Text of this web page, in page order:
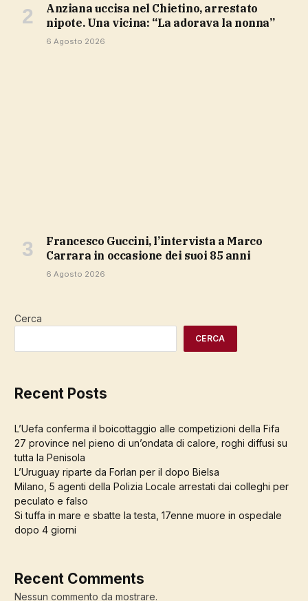
Anziana uccisa nel Chietino, arrestato
nipote. Una vicina: “La adorava la nonna”
6 Agosto 2026
Francesco Guccini, l’intervista a Marco
Carrara in occasione dei suoi 85 anni
6 Agosto 2026
Cerca
CERCA
Recent Posts
L’Uefa conferma il boicottaggio alle competizioni della Fifa
27 province nel pieno di un’ondata di calore, roghi diffusi su
tutta la Penisola
L’Uruguay riparte da Forlan per il dopo Bielsa
Milano, 5 agenti della Polizia Locale arrestati dai colleghi per
peculato e falso
Si tuffa in mare e sbatte la testa, 17enne muore in ospedale
dopo 4 giorni
Recent Comments
Nessun commento da mostrare.